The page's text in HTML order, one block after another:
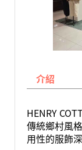
介紹
HENRY
傳統鄉村風
用性的服飾